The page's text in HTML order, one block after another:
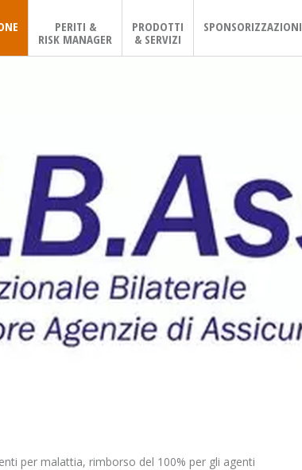
PERITI &
RISK MANAGER
PRODOTTI
& SERVIZI
SPONSORIZZAZIONI
per malattia, rimborso del 100% per gli agenti